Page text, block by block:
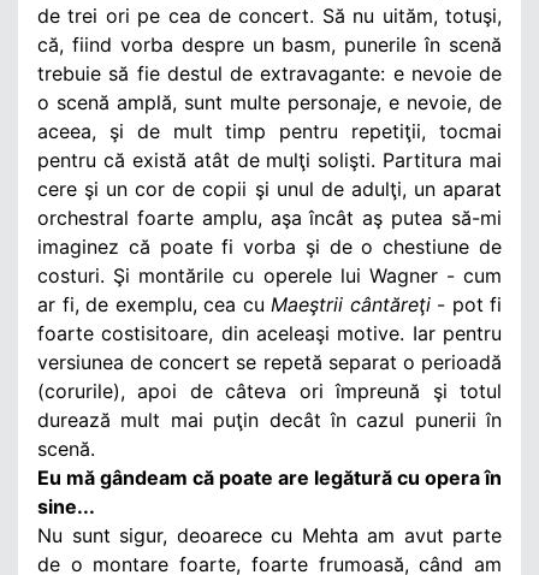
de trei ori pe cea de concert. Să nu uităm, totuşi,
că, fiind vorba despre un basm, punerile în scenă
trebuie să fie destul de extravagante: e nevoie de
o scenă amplă, sunt multe personaje, e nevoie, de
aceea, şi de mult timp pentru repetiţii, tocmai
pentru că există atât de mulţi solişti. Partitura mai
cere şi un cor de copii şi unul de adulţi, un aparat
orchestral foarte amplu, aşa încât aş putea să-mi
imaginez că poate fi vorba şi de o chestiune de
costuri. Şi montările cu operele lui Wagner - cum
ar fi, de exemplu, cea cu Maeştrii cântăreţi- pot fi
foarte costisitoare, din aceleaşi motive. Iar pentru
versiunea de concert se repetă separat o perioadă
(corurile), apoi de câteva ori împreună şi totul
durează mult mai puţin decât în cazul punerii în
scenă.
Eu mă gândeam că poate are legătură cu opera în
sine...
Nu sunt sigur, deoarece cu Mehta am avut parte
de o montare foarte, foarte frumoasă, când am